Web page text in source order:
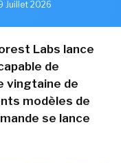
Juillet 2026
Labs lance
de
vingtaine de
modèles de
se lance